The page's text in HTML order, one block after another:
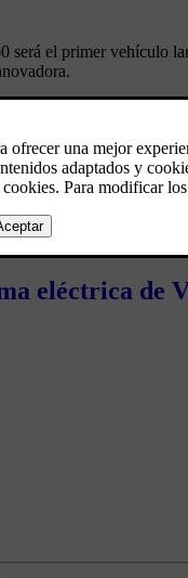
será el primer vehículo
planta de
eléctrica de